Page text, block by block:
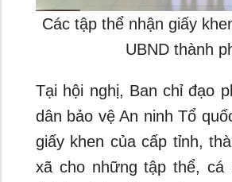
Các tập thể nhận giấy
UBND thành
Tại hội nghị, Ban chỉ đạo
dân bảo vệ An ninh Tổ
giấy khen của cấp tỉnh,
xã cho những tập thể, cá